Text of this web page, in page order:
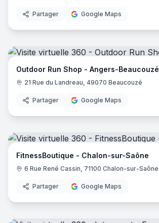
Partager Google Maps
Outdoor Run Shop - Angers-Beaucouzé
21 Rue du Landreau, 49070 Beaucouzé
Partager Google Maps
FitnessBoutique - Chalon-sur-Saône
6 Rue René Cassin, 71100 Chalon-sur-Saône
Partager Google Maps